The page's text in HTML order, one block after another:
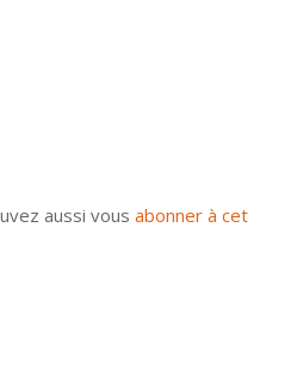
aussi vousabonner à cet